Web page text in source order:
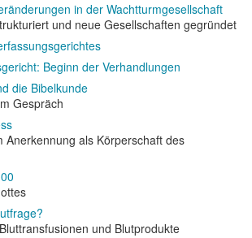
in der Wachtturmgesellschaft
und neue Gesellschaften gegründet
Beginn der Verhandlungen
die Bibelkunde
Gespräch
Anerkennung als Körperschaft des
und Blutprodukte